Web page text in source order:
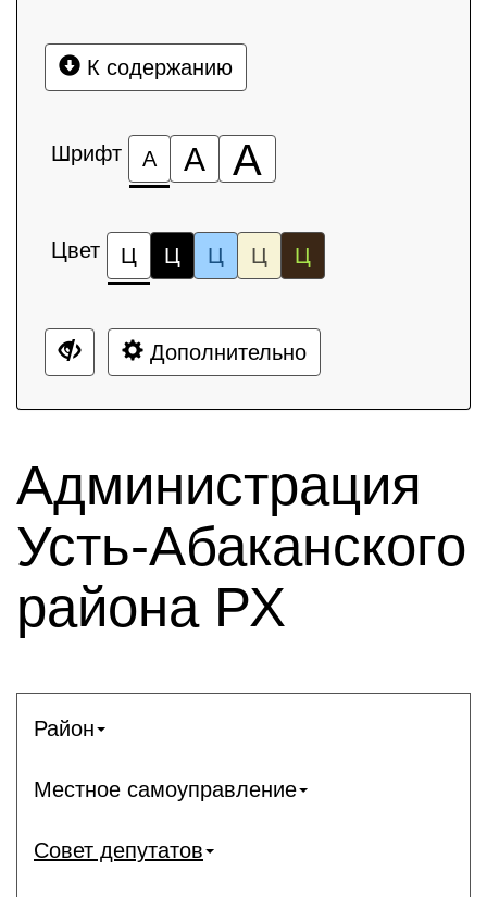
К содержанию
Шрифт А А А
Цвет Ц Ц Ц Ц Ц
Дополнительно
Администрация
Усть-Абаканского
района РХ
Район
Местное самоуправление
Совет депутатов